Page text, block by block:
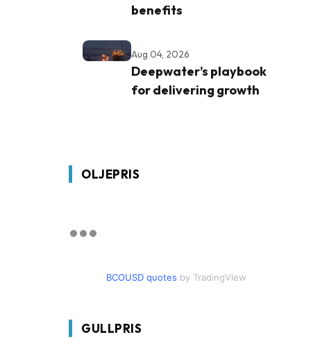
benefits
Aug 04, 2026
Deepwater’s playbook
for delivering growth
OLJEPRIS
BCOUSD quotes by TradingView
GULLPRIS